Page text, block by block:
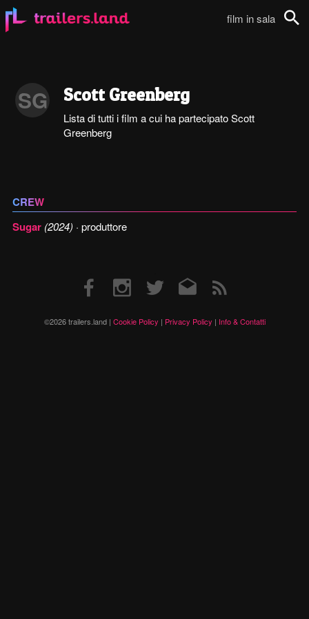
film in sala
SG Scott Greenberg
Lista di tutti i film a cui ha partecipato Scott
Greenberg
CREW
Sugar (2024) · produttore
©2026 trailers.land | Cookie Policy | Privacy Policy | Info & Contatti